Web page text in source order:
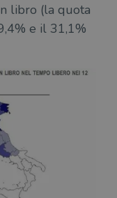
libro (la quota
e il 31,1%